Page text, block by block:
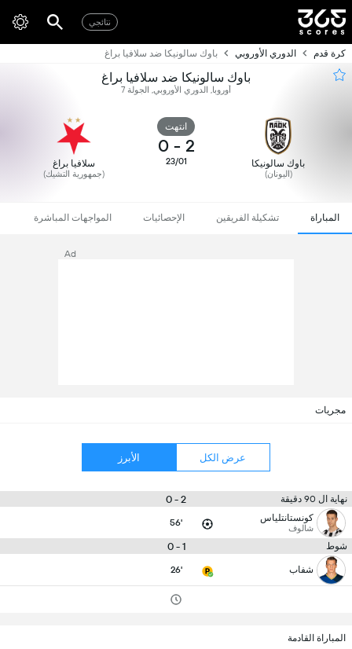
نتائجي
كرة قدم الدوري الأوروبي باوك سالونيكا ضد سلافيا براغ
باوك سالونيكا ضد سلافيا براغ
أوروبا, الدوري الأوروبي, الجولة 7
باوك سالونيكا
(اليونان)
انتهت
2
-
0
23/01 سلافيا براغ
(جمهورية التشيك)
المباراة تشكيلة الفريقين الإحصائيات المواجهات المباشرة
Ad
مجريات
عرض الكل الأبرز
نهاية ال 90 دقيقة 2 - 0
كونستانتلياس
شالوف 56'
شوط 1 - 0
شفاب 26'
المباراة القادمة